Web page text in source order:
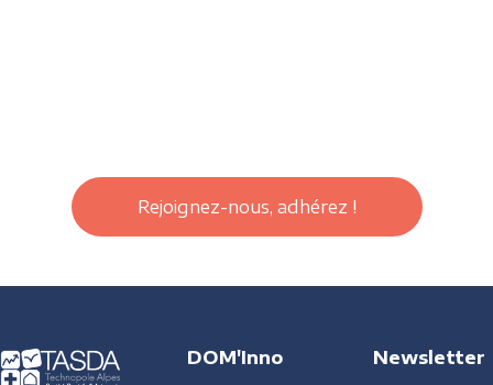
Rejoignez-nous, adhérez !
DOM'Inno Newsletter